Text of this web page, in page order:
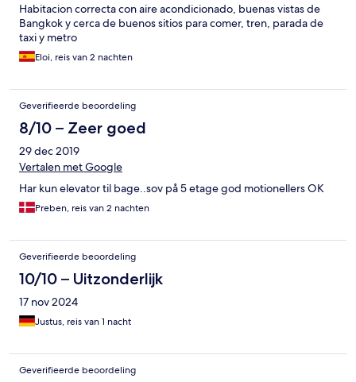
stairs. The owner is quite kind and friendly. She gave us some
advice on transportation when we got there. Overall, this place
would be a good choice if you're traveling on budget with your
friends. You can't be too loud though, because the walls are
Habitacion correcta con aire acondicionado, buenas vistas de
Bangkok y cerca de buenos sitios para comer, tren, parada de
taxi y metro
Eloi, reis van 2 nachten
Geverifieerde beoordeling
8/10 – Zeer goed
29 dec 2019
Vertalen met Google
Har kun elevator til bage..sov på 5 etage god motionellers OK
Preben, reis van 2 nachten
Geverifieerde beoordeling
10/10 – Uitzonderlijk
17 nov 2024
Justus, reis van 1 nacht
Geverifieerde beoordeling